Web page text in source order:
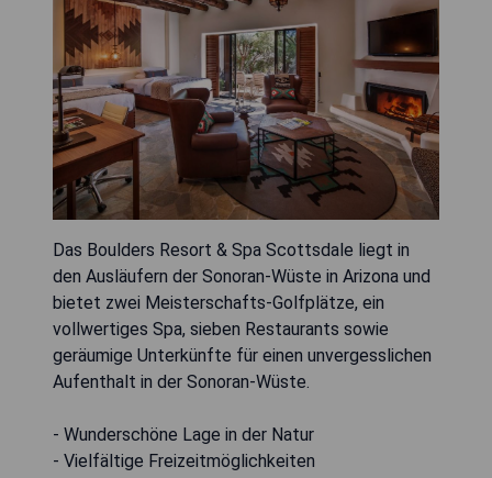
Das Boulders Resort & Spa Scottsdale liegt in
den Ausläufern der Sonoran-Wüste in Arizona und
bietet zwei Meisterschafts-Golfplätze, ein
vollwertiges Spa, sieben Restaurants sowie
geräumige Unterkünfte für einen unvergesslichen
Aufenthalt in der Sonoran-Wüste.
- Wunderschöne Lage in der Natur
- Vielfältige Freizeitmöglichkeiten